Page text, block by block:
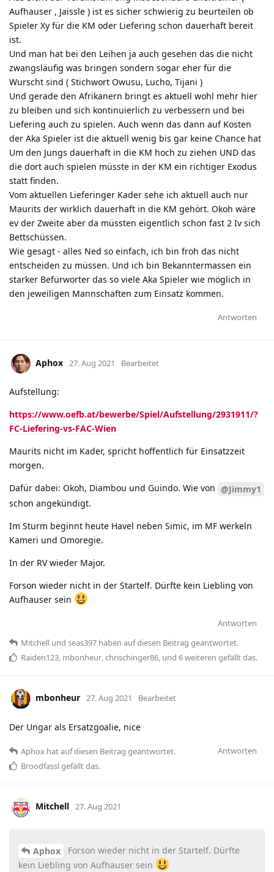
Aufhauser , Jaissle ) ist es sicher schwierig zu beurteilen ob
Spieler Xy für die KM oder Liefering schon dauerhaft bereit
ist.
Und man hat bei den Leihen ja auch gesehen das die nicht
zwangsläufig was bringen sondern sogar eher für die
Wurscht sind ( Stichwort Owusu, Lucho, Tijani )
Und gerade den Afrikanern bringt es aktuell wohl mehr hier
zu bleiben und sich kontinuierlich zu verbessern und bei
Liefering auch zu spielen. Auch wenn das dann auf Kosten
der Aka Spieler ist die aktuell wenig bis gar keine Chance hat
Um den Jungs dauerhaft in die KM hoch zu ziehen UND das
die dort auch spielen müsste in der KM ein richtiger Exodus
statt finden.
Vom aktuellen Lieferinger Kader sehe ich aktuell auch nur
Maurits der wirklich dauerhaft in die KM gehört. Okoh wäre
ev der Zweite aber da müssten eigentlich schon fast 2 Iv sich
Bettschüssen.
Wie gesagt - alles Ned so einfach, ich bin froh das nicht
entscheiden zu müssen. Und ich bin Bekanntermassen ein
starker Befürworter das so viele Aka Spieler wie möglich in
den jeweiligen Mannschaften zum Einsatz kommen.
Antworten
Aphox 27. Aug 2021 Bearbeitet
Aufstellung:
https://www.oefb.at/bewerbe/Spiel/Aufstellung/2931911/?
FC-Liefering-vs-FAC-Wien
Maurits nicht im Kader, spricht hoffentlich für Einsatzzeit
morgen.
Dafür dabei: Okoh, Diambou und Guindo. Wie von @Jimmy1
schon angekündigt.
Im Sturm beginnt heute Havel neben Simic, im MF werkeln
Kameri und Omoregie.
In der RV wieder Major.
Forson wieder nicht in der Startelf. Dürfte kein Liebling von
Aufhauser sein
Antworten
Mitchell und seas397 haben auf diesen Beitrag geantwortet.
Raiden123 mbonheur chrischinger86 , und 6weiteren gefällt das.
mbonheur 27. Aug 2021 Bearbeitet
Der Ungar als Ersatzgoalie, nice
Antworten
Aphox hatauf diesen Beitrag geantwortet.
Broodfasslgefällt das.
Mitchell 27. Aug 2021
Aphox
Forson wieder nicht in der Startelf. Dürfte
kein Liebling von Aufhauser sein